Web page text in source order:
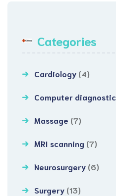
Categories
Cardiology (4)
Computer diagnostic
Massage (7)
MRI scanning (7)
Neurosurgery (6)
Surgery (13)